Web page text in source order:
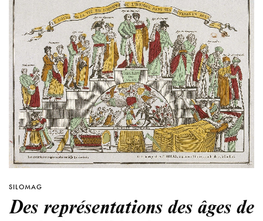
SILOMAG
Des représentations des âges de